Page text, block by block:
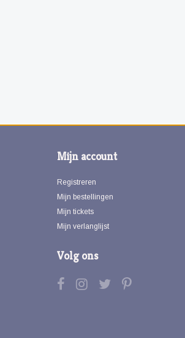
Mijn account
Registreren
Mijn bestellingen
Mijn tickets
Mijn verlanglijst
Volg ons